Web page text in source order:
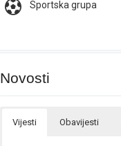
Sportska grupa
Novosti
Vijesti Obavijesti